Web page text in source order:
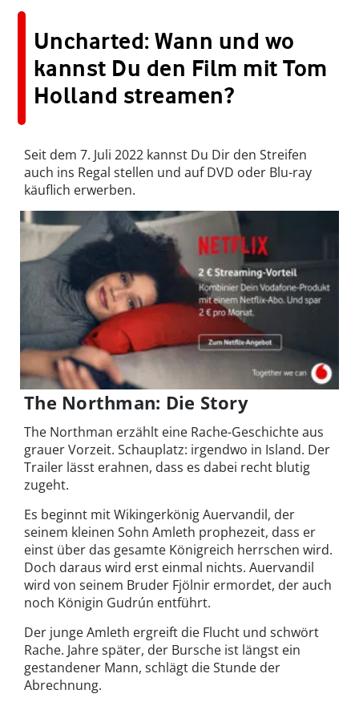
Uncharted: Wann und wo
kannst Du den Film mit Tom
Holland streamen?
Seit dem 7. Juli 2022 kannst Du Dir den Streifen
auch ins Regal stellen und auf DVD oder Blu-ray
käuflich erwerben.
The Northman: Die Story
The Northman erzählt eine Rache-Geschichte aus
grauer Vorzeit. Schauplatz: irgendwo in Island. Der
Trailer lässt erahnen, dass es dabei recht blutig
zugeht.
Es beginnt mit Wikingerkönig Auervandil, der
seinem kleinen Sohn Amleth prophezeit, dass er
einst über das gesamte Königreich herrschen wird.
Doch daraus wird erst einmal nichts. Auervandil
wird von seinem Bruder Fjölnir ermordet, der auch
noch Königin Gudrún entführt.
Der junge Amleth ergreift die Flucht und schwört
Rache. Jahre später, der Bursche ist längst ein
gestandener Mann, schlägt die Stunde der
Abrechnung.